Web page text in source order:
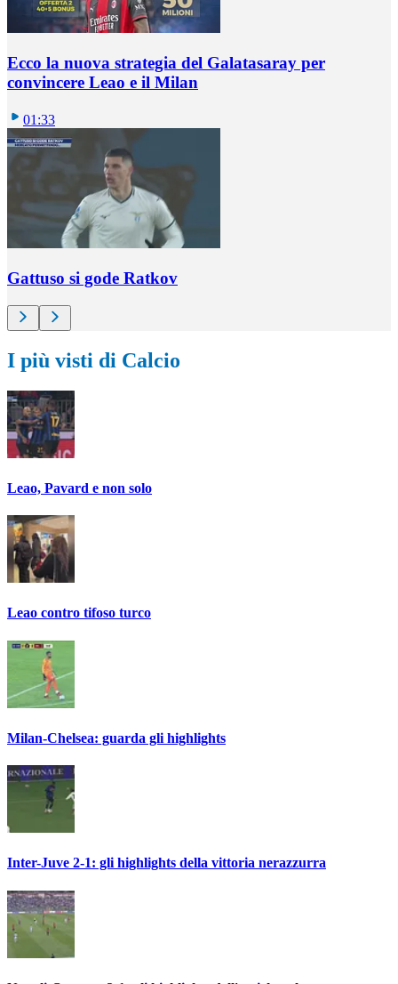
Ecco la nuova strategia del Galatasaray per
convincere Leao e il Milan
01:33
Gattuso si gode Ratkov
I più visti di Calcio
Leao, Pavard e non solo
Leao contro tifoso turco
Milan-Chelsea: guarda gli highlights
Inter-Juve 2-1: gli highlights della vittoria nerazzurra